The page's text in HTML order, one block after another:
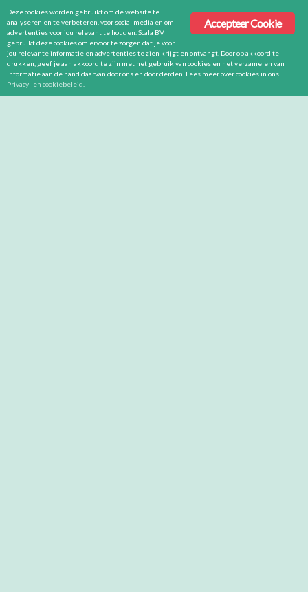
Accepteer Cookie
Deze cookies worden gebruikt om de website te
analyseren en te verbeteren, voor social media en om
advertenties voor jou relevant te houden. Scala BV
gebruikt deze cookies om ervoor te zorgen dat je voor
jou relevante informatie en advertenties te zien krijgt en ontvangt. Door op akkoord te
drukken, geef je aan akkoord te zijn met het gebruik van cookies en het verzamelen van
informatie aan de hand daarvan door ons en door derden. Lees meer over cookies in ons
Privacy- en cookiebeleid